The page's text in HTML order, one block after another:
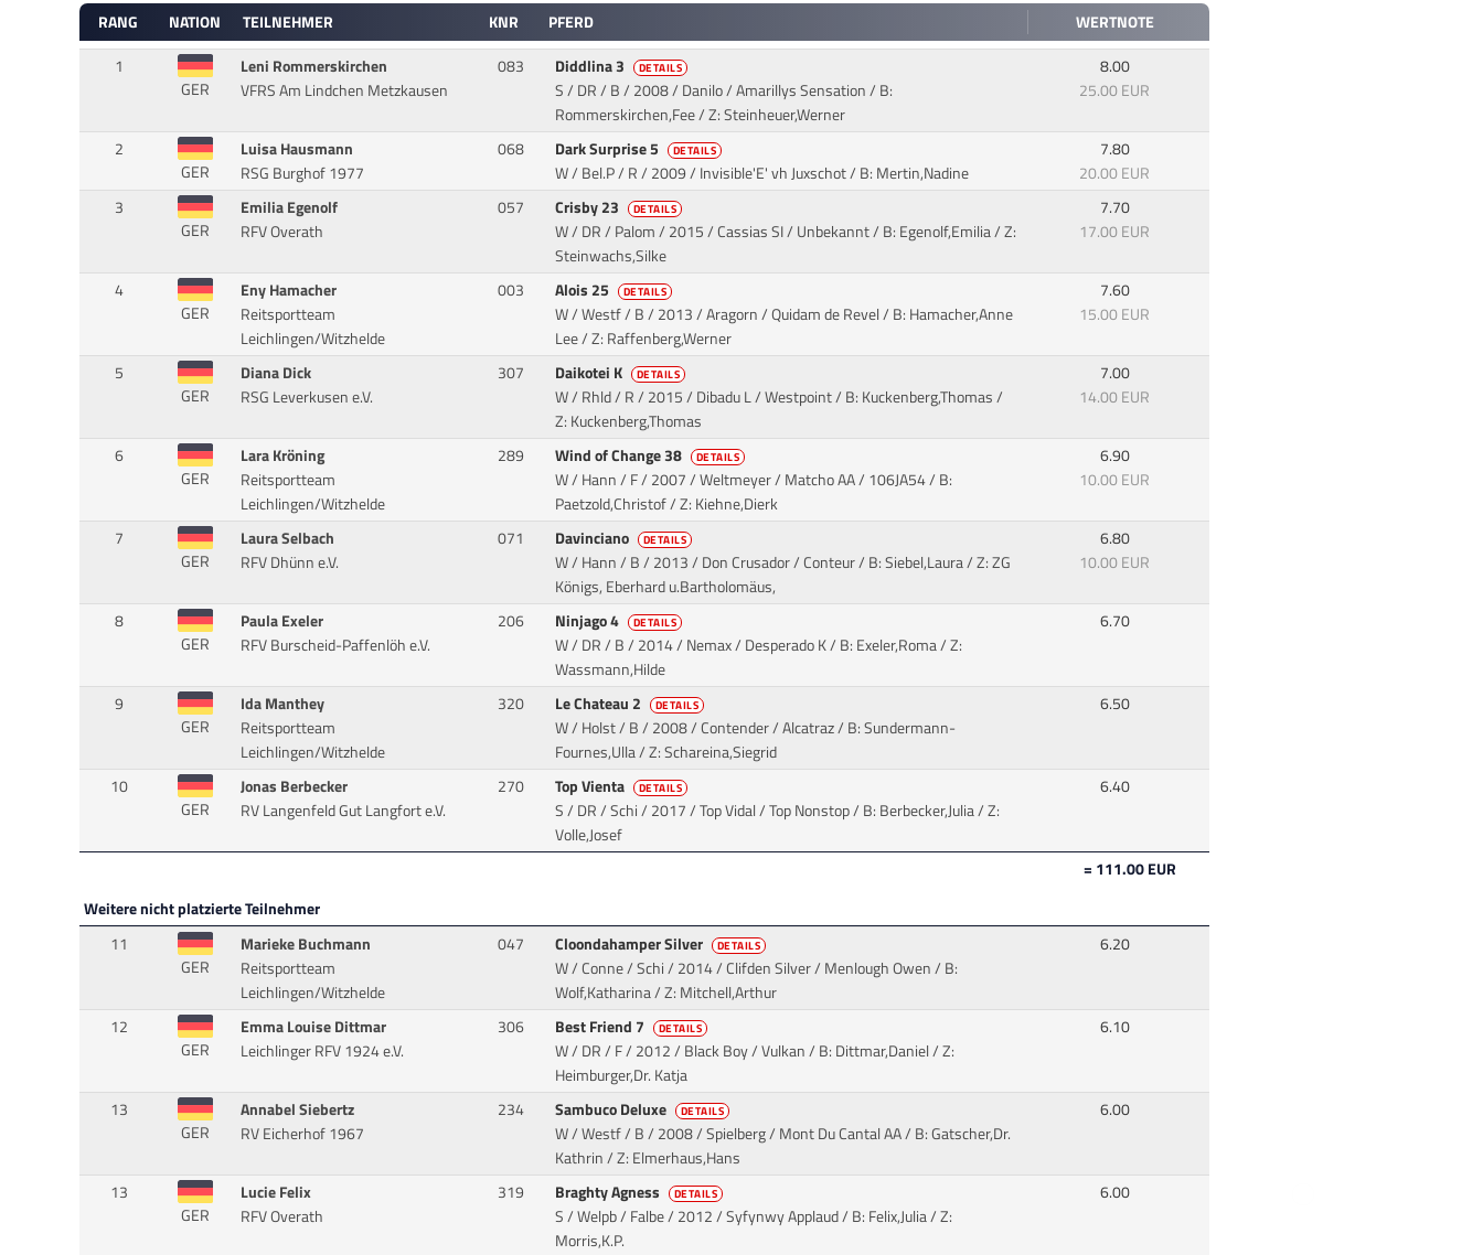
RANG NATION TEILNEHMER KNR PFERD
WERTNOTE
1
GER
Leni Rommerskirchen
VFRS Am Lindchen Metzkausen
083 Diddlina 3 DETAILS
S / DR / B / 2008 / Danilo / Amarillys Sensation/ B:
Rommerskirchen,Fee / Z: Steinheuer,Werner
8.00
25.00 EUR
2
GER
Luisa Hausmann
RSG Burghof 1977
068 Dark Surprise 5 DETAILS
W / Bel.P / R / 2009 / Invisible'E' vh Juxschot/ B: Mertin,Nadine
7.80
20.00 EUR
3
GER
Emilia Egenolf
RFV Overath
057 Crisby 23 DETAILS
W / DR / Palom / 2015 / Cassias SI / Unbekannt/ B: Egenolf,Emilia / Z:
Steinwachs,Silke
7.70
17.00 EUR
4
GER
Eny Hamacher
Reitsportteam
Leichlingen/Witzhelde
003 Alois 25 DETAILS
W / Westf / B / 2013 / Aragorn / Quidam de Revel/ B: Hamacher,Anne
Lee / Z: Raffenberg,Werner
7.60
15.00 EUR
5
GER
Diana Dick
RSG Leverkusen e.V.
307 Daikotei K DETAILS
W / Rhld / R / 2015 / Dibadu L / Westpoint/ B: Kuckenberg,Thomas /
Z: Kuckenberg,Thomas
7.00
14.00 EUR
6
GER
Lara Kröning
Reitsportteam
Leichlingen/Witzhelde
289 Wind of Change 38 DETAILS
W / Hann / F / 2007 / Weltmeyer / Matcho AA/ 106JA54 / B:
Paetzold,Christof / Z: Kiehne,Dierk
6.90
10.00 EUR
7
GER
Laura Selbach
RFV Dhünn e.V.
071 Davinciano DETAILS
W / Hann / B / 2013 / Don Crusador / Conteur/ B: Siebel,Laura / Z: ZG
Königs, Eberhard u.Bartholomäus,
6.80
10.00 EUR
8
GER
Paula Exeler
RFV Burscheid-Paffenlöh e.V.
206 Ninjago 4 DETAILS
W / DR / B / 2014 / Nemax / Desperado K/ B: Exeler,Roma / Z:
Wassmann,Hilde
6.70
9
GER
Ida Manthey
Reitsportteam
Leichlingen/Witzhelde
320 Le Chateau 2 DETAILS
W / Holst / B / 2008 / Contender / Alcatraz/ B: Sundermann-
Fournes,Ulla / Z: Schareina,Siegrid
6.50
10
GER
Jonas Berbecker
RV Langenfeld Gut Langfort e.V.
270 Top Vienta DETAILS
S / DR / Schi / 2017 / Top Vidal / Top Nonstop/ B: Berbecker,Julia / Z:
Volle,Josef
6.40
= 111.00 EUR
Weitere nicht platzierte Teilnehmer
11
GER
Marieke Buchmann
Reitsportteam
Leichlingen/Witzhelde
047 Cloondahamper Silver DETAILS
W / Conne / Schi / 2014 / Clifden Silver / Menlough Owen/ B:
Wolf,Katharina / Z: Mitchell,Arthur
6.20
12
GER
Emma Louise Dittmar
Leichlinger RFV 1924 e.V.
306 Best Friend 7 DETAILS
W / DR / F / 2012 / Black Boy / Vulkan/ B: Dittmar,Daniel / Z:
Heimburger,Dr. Katja
6.10
13
GER
Annabel Siebertz
RV Eicherhof 1967
234 Sambuco Deluxe DETAILS
W / Westf / B / 2008 / Spielberg / Mont Du Cantal AA/ B: Gatscher,Dr.
Kathrin / Z: Elmerhaus,Hans
6.00
13
GER
Lucie Felix
RFV Overath
319 Braghty Agness DETAILS
S / Welpb / Falbe / 2012 / Syfynwy Applaud/ B: Felix,Julia / Z:
Morris,K.P.
6.00